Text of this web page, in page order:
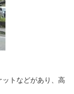
ットなどがあり、高